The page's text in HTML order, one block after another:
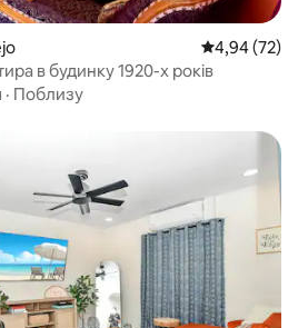
Середня
4,94 (72)
в будинку 1920-х років
· Поблизу